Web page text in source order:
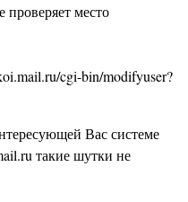
проверяет место
cgi-bin/modifyuser?
Вас системе
такие шутки не